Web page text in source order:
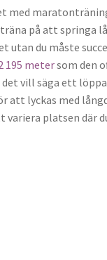
med
på att springa
utan du måste
195 metersom den
det vill säga ett
att lyckas med
variera platsen där